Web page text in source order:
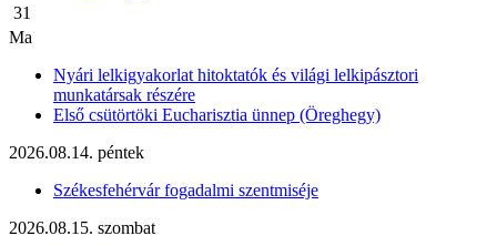
31
Ma
Nyári lelkigyakorlat hitoktatók és világi lelkipásztori
munkatársak részére
Első csütörtöki Eucharisztia ünnep (Öreghegy)
2026.08.14. péntek
Székesfehérvár fogadalmi szentmiséje
2026.08.15. szombat